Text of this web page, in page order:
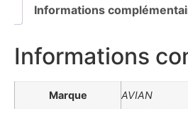
Informations
Informations
Marque AVIAN